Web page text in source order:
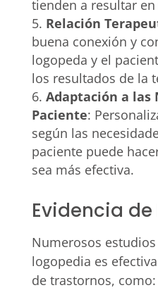
tienden a resultar
Relación
buena conexión y
logopeda y el
los resultados de la
Adaptación a las
Paciente:
según las
paciente puede
sea más efectiva.
Evidencia
Numerosos
logopedia es
de trastornos, como: